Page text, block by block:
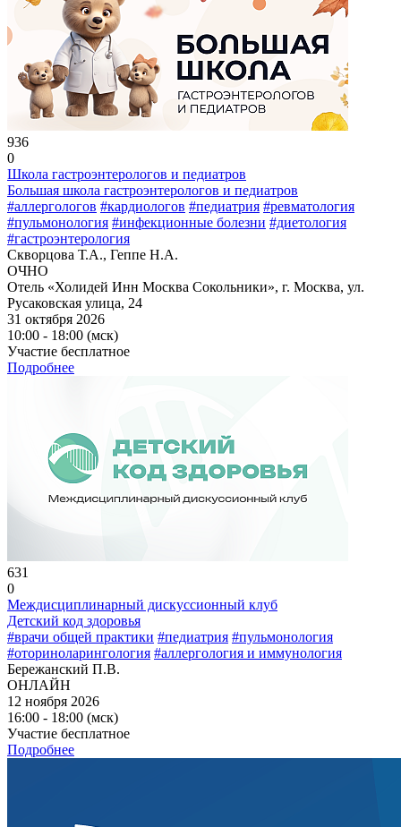
936
0
Школа гастроэнтерологов и педиатров
Большая школа гастроэнтерологов и педиатров
#аллергологов #кардиологов #педиатрия #ревматология
#пульмонология #инфекционные болезни #диетология
#гастроэнтерология
Скворцова Т.А., Геппе Н.А.
ОЧНО
Отель «Холидей Инн Москва Сокольники», г. Москва, ул.
Русаковская улица, 24
31 октября 2026
10:00 - 18:00 (мск)
Участие бесплатное
Подробнее
631
0
Междисциплинарный дискуссионный клуб
Детский код здоровья
#врачи общей практики #педиатрия #пульмонология
#оториноларингология #аллергология и иммунология
Бережанский П.В.
ОНЛАЙН
12 ноября 2026
16:00 - 18:00 (мск)
Участие бесплатное
Подробнее